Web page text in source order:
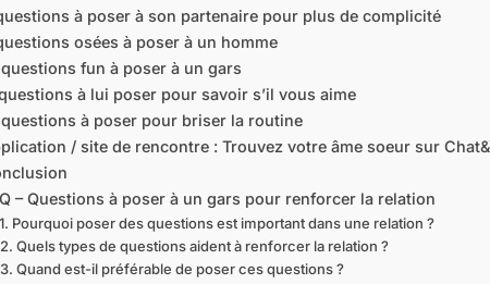
à poser à son partenaire pour plus de complicité
osées à poser à un homme
questions fun à poser à un gars
à lui poser pour savoir s’il vous aime
questions à poser pour briser la routine
/ site de rencontre : Trouvez votre âme soeur sur
– Questions à poser à un gars pour renforcer la relation
Pourquoi poser des questions est important dans une relation ?
Quels types de questions aident à renforcer la relation ?
Quand est-il préférable de poser ces questions ?